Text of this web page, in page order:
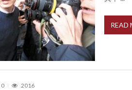
READ
0 2016